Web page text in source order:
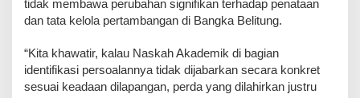
tidak membawa perubahan signifikan terhadap penataan
dan tata kelola pertambangan di Bangka Belitung.
‎“Kita khawatir, kalau Naskah Akademik di bagian
identifikasi persoalannya tidak dijabarkan secara konkret
sesuai keadaan dilapangan, perda yang dilahirkan justru